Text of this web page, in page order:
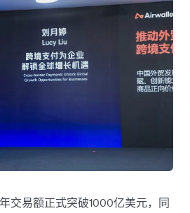
交易额正式突破1000亿美元，同